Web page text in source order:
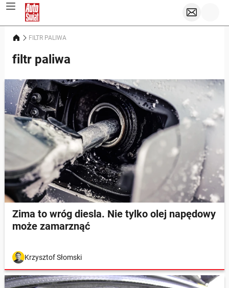
FILTR PALIWA
filtr paliwa
Zima to wróg diesla. Nie tylko olej napędowy
może zamarznąć
Krzysztof Słomski